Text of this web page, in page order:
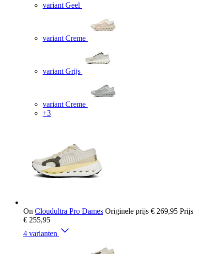
variant Geel
variant Creme
variant Grijs
variant Creme
+3
On Cloudultra Pro Dames Originele prijs € 269,95 Prijs
€ 255,95
4 varianten